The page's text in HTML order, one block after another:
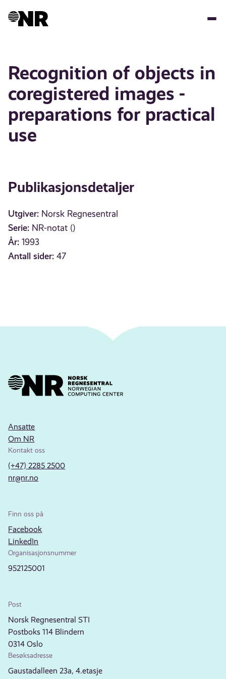
Recognition of objects in
coregistered images -
preparations for practical
use
Publikasjonsdetaljer
Utgiver: Norsk Regnesentral
Serie: NR-notat ()
År: 1993
Antall sider: 47
Ansatte
Om NR
Kontakt oss
(+47) 2285 2500
nr@nr.no
Finn oss på
Facebook
LinkedIn
Organisasjonsnummer
952125001
Post
Norsk Regnesentral STI
Postboks 114 Blindern
0314 Oslo
Besøksadresse
Gaustadalleen 23a, 4.etasje